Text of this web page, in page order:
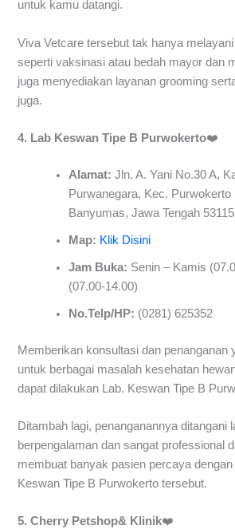
untuk kamu datangi.
Viva Vetcare tersebut tak hanya
seperti vaksinasi atau bedah mayor dan
juga menyediakan layanan grooming
juga.
4. Lab Keswan Tipe B Purwokerto❤️
Alamat: Jln. A. Yani No.30 A,
Purwanegara, Kec. Purwokerto
Banyumas, Jawa Tengah 53115
Map: Klik Disini
Jam Buka: Senin – Kamis
(07.00-14.00)
No.Telp/HP: (0281) 625352
Memberikan konsultasi dan penanganan
untuk berbagai masalah kesehatan
dapat dilakukan Lab. Keswan Tipe B
Ditambah lagi, penanganannya ditangani
berpengalaman dan sangat professional
membuat banyak pasien percaya
Keswan Tipe B Purwokerto tersebut.
5. Cherry Petshop& Klinik❤️